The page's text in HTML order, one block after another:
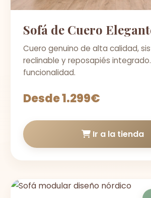
Sofá de Cuero
Cuero genuino de alta calidad,
reclinable y reposapiés
funcionalidad.
Desde 1.299€
Ir a la tienda